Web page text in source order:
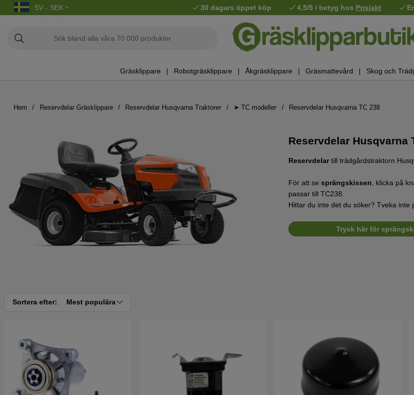
SV - SEK 30 dagars öppet köp 4,5/5 i betyg hos Prisjakt
Gräsklippare Robotgräsklippare Åkgräsklippare Gräsmattevård Skog och
Hem Reservdelar Gräsklippare Reservdelar Husqvarna Traktorer ➤ TC modeller Reservdelar Husqvarna TC 238
Reservdelar Husqvarna
Reservdelartill trädgårdstraktorn
För att se sprängskissen, klicka på
passar till TC238.
Hittar du inte det du söker? Tveka inte
Tryck här för
Sortera efter: Mest populära